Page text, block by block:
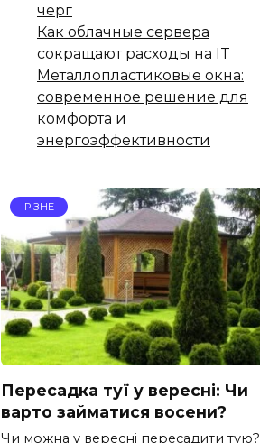
черг
Как облачные сервера
сокращают расходы на IT
Металлопластиковые окна:
современное решение для
комфорта и
энергоэффективности
РІЗНЕ
Пересадка туї у вересні: Чи
варто займатися восени?
Чи можна у вересні пересадити тую?